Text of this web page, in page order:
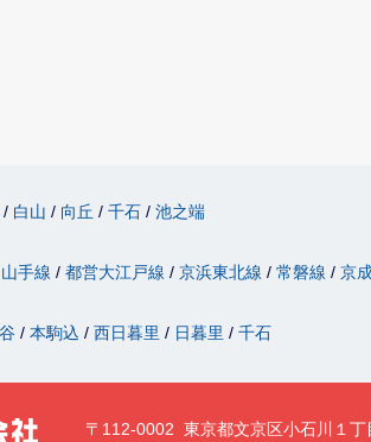
白山 向丘 千石 池之端
山手線 都営大江戸線 京浜東北線 常磐線 京
本駒込 西日暮里 日暮里 千石
〒112-0002 東京都文京区小石川１丁